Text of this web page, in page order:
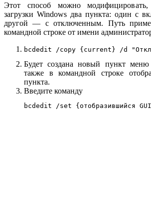
Этот способ можно
загрузки Windows два пункта: один с
другой — с отключенным. Путь
командной строке от имени
bcdedit /copy {current} /d
Будет создана новый пункт меню
также в командной строке
пункта.
Введите команду
bcdedit /set {отобразившийся